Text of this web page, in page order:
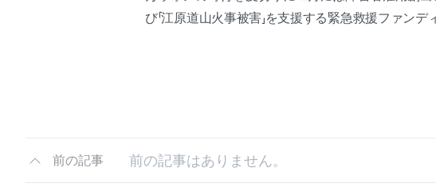
び「江原道山火事被害」を支援する緊急救援ファン
前の記事 前の記事はありません。